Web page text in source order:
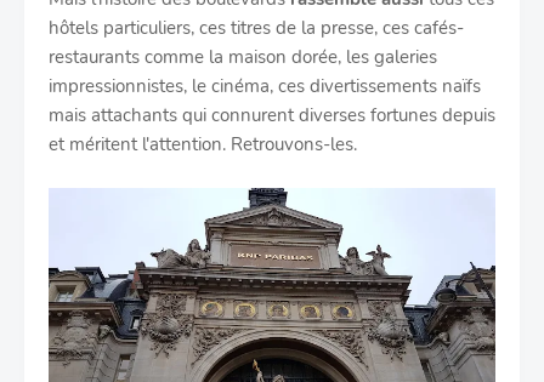
hôtels particuliers, ces titres de la presse, ces cafés-
restaurants comme la maison dorée, les galeries
impressionnistes, le cinéma, ces divertissements naïfs
mais attachants qui connurent diverses fortunes depuis
et méritent l'attention. Retrouvons-les.